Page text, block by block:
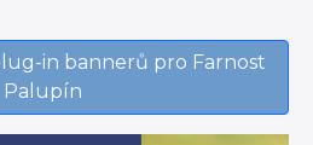
in bannerů pro Farnost
Palupín